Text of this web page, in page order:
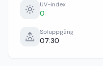
UV-index
0
Soluppgång
07:30